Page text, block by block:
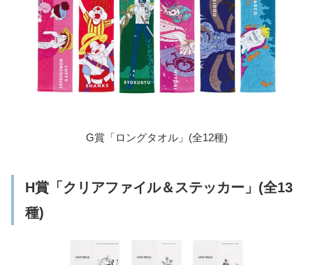
G賞「ロングタオル」(全12種)
H賞「クリアファイル＆ステッカー」(全13
種)